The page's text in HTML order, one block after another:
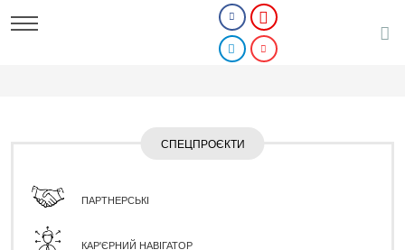
СПЕЦПРОЄКТИ
ПАРТНЕРСЬКІ
КАР'ЄРНИЙ НАВІГАТОР